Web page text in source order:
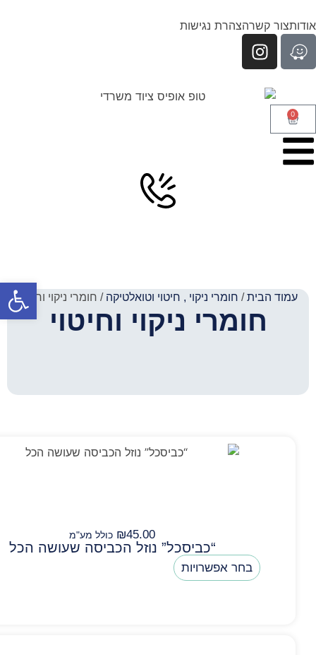
אודותצור קשרהצהרת נגישות
0
עמוד הבית/ חומרי ניקוי , חיטוי וטואלטיקה / חומרי ניקוי וחיטוי
חומרי ניקוי וחיטוי
₪45.00 כולל מע"מ
“כביסכל” נוזל הכביסה שעושה הכל
בחר אפשרויות
פתח